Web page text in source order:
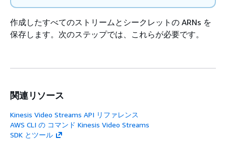
作成したすべてのストリームとシークレットの ARNs を
保存します。次のステップでは、これらが必要です。
関連リソース
Kinesis Video Streams API リファレンス
AWS CLI の コマンド Kinesis Video Streams
SDK とツール